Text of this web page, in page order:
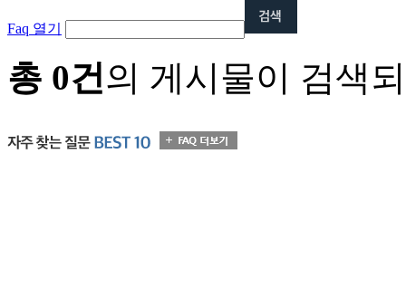
Faq 열기
총 0건의 게시물이 검색